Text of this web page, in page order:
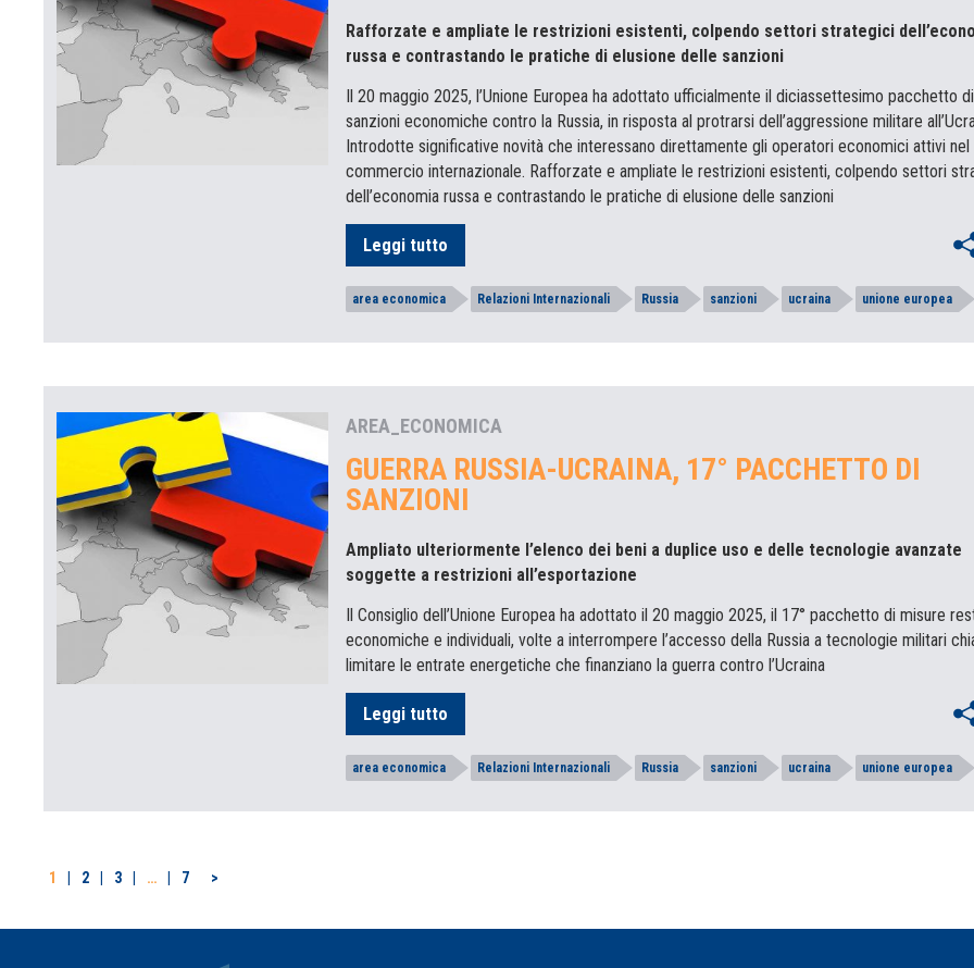
Rafforzate e ampliate le restrizioni esistenti, colpendo settori strategici
russa e contrastando le pratiche di elusione delle sanzioni
Il 20 maggio 2025, l’Unione Europea ha adottato ufficialmente il diciassettesimo pacchetto di
sanzioni economiche contro la Russia, in risposta al protrarsi dell’aggressione militare
Introdotte significative novità che interessano direttamente gli operatori economici attivi nel
commercio internazionale. Rafforzate e ampliate le restrizioni esistenti, colpendo settori
dell’economia russa e contrastando le pratiche di elusione delle sanzioni
Leggi tutto
area economica Relazioni Internazionali Russia sanzioni ucraina unione europea
AREA_ECONOMICA
GUERRA RUSSIA-UCRAINA, 17° PACCHETTO DI
SANZIONI
Ampliato ulteriormente l’elenco dei beni a duplice uso e delle tecnologie avanzate
soggette a restrizioni all’esportazione
Il Consiglio dell’Unione Europea ha adottato il 20 maggio 2025, il 17° pacchetto di misure
economiche e individuali, volte a interrompere l’accesso della Russia a tecnologie militari
limitare le entrate energetiche che finanziano la guerra contro l’Ucraina
Leggi tutto
area economica Relazioni Internazionali Russia sanzioni ucraina unione europea
PAGINAZIONE
1 2 3 … 7 >